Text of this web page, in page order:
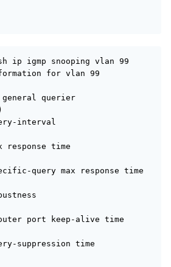
ip igmp snooping vlan 99
for vlan 99
general querier
interval
response time
query max response time
port keep-alive time
suppression time